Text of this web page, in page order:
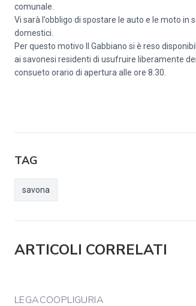
comunale.
Vi sarà l’obbligo di spostare le auto e le moto
domestici.
Per questo motivo Il Gabbiano si è reso
ai savonesi residenti di usufruire liberamente
consueto orario di apertura alle ore 8.30.
TAG
savona
ARTICOLI CORRELATI
LEGACOOPLIGURIA